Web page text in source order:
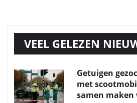
VEEL GELEZEN
Getuigen
met
samen maken